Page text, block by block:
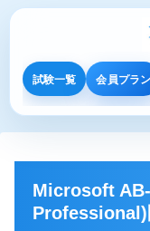
試験一覧 会員プラン
Microsoft
Professional)